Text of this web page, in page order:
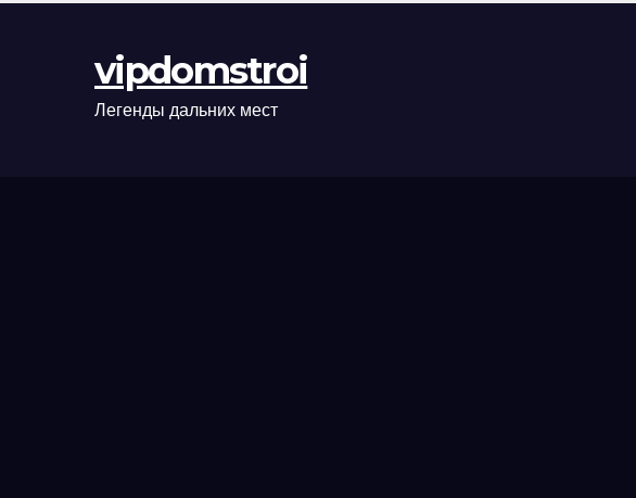
оформления
рыночные
ориентиры
vipdomstroi
Легенды дальних мест